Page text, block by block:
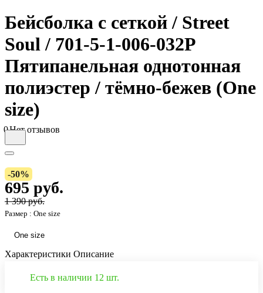
Бейсболка с сеткой / Street
Soul / 701-5-1-006-032P
Пятипанельная однотонная
полиэстер / тёмно-бежев (One
size)
0Нет отзывов
-50%
695 руб.
1 390 руб.
Размер : One size
One size
Характеристики Описание
Есть в наличии 12 шт.